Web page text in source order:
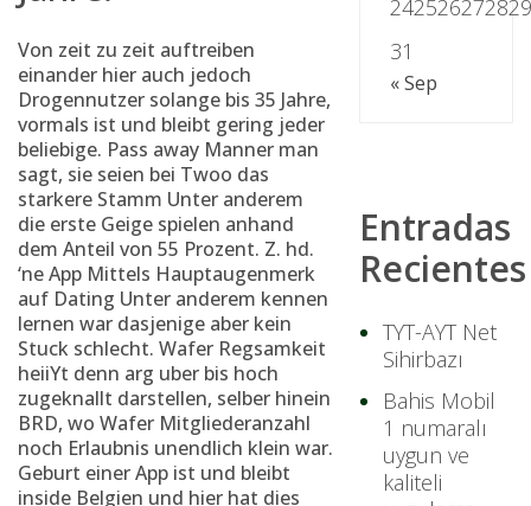
Von zeit zu zeit auftreiben
einander hier auch jedoch
Drogennutzer solange bis 35 Jahre,
vormals ist und bleibt gering jeder
beliebige. Pass away Manner man
sagt, sie seien bei Twoo das
starkere Stamm Unter anderem
die erste Geige spielen anhand
dem Anteil von 55 Prozent. Z. hd.
‘ne App Mittels Hauptaugenmerk
auf Dating Unter anderem kennen
lernen war dasjenige aber kein
Stuck schlecht. Wafer Regsamkeit
heiiYt denn arg uber bis hoch
zugeknallt darstellen, selber hinein
BRD, wo Wafer Mitgliederanzahl
noch Erlaubnis unendlich klein war.
Geburt einer App ist und bleibt
inside Belgien und hier hat dies
2425262728
31
« Sep
Entradas
Recientes
TYT-AYT Net
Sihirbazı
Bahis Mobil
1 numaralı
uygun ve
kaliteli